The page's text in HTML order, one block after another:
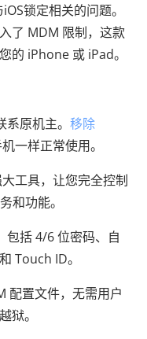
锁定相关的问题。
了 MDM 限制，这款
的 iPhone 或 iPad。
原机主。 移除
一样正常使用。
工具，让您完全控制
和功能。
括 4/6 位密码、自
Touch ID。
配置文件，无需用户
狱。